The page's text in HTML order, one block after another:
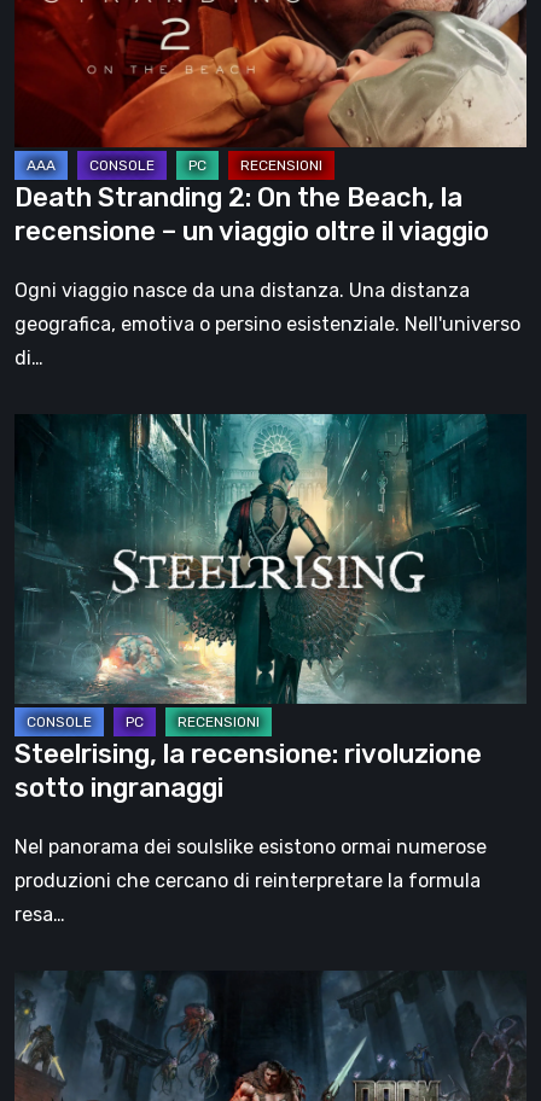
the
Beach,
recensione
–
un
viaggio
oltre
il
Death Stranding 2: On the Beach, la
recensione – un viaggio oltre il viaggio
Ogni viaggio nasce da una distanza. Una distanza
geografica, emotiva o persino esistenziale. Nell'universo
di…
Steelrising,
recensione:
rivoluzione
sotto
ingranaggi
Steelrising, la recensione: rivoluzione
sotto ingranaggi
Nel panorama dei soulslike esistono ormai numerose
produzioni che cercano di reinterpretare la formula
resa…
DOOM:
The
Dark
Ages